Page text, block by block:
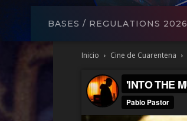
BASES / REGULATIONS 2026
Inicio Cine de Cuarentena